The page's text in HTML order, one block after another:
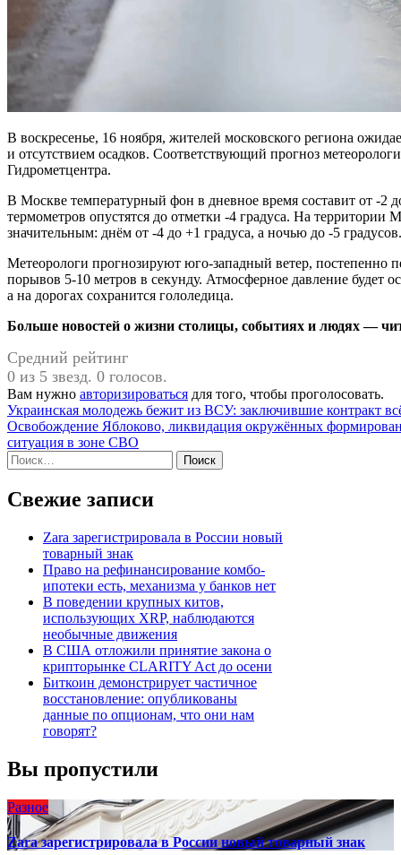
В воскресенье, 16 ноября, жителей московского региона
и отсутствием осадков. Соответствующий прогноз
Гидрометцентра.
В Москве температурный фон в дневное время составит от -2
термометров опустятся до отметки -4 градуса. На территории
значительным: днём от -4 до +1 градуса, а ночью до -5 градусов.
Метеорологи прогнозируют юго-западный ветер,
порывов 5-10 метров в секунду. Атмосферное давление будет
а на дорогах сохранится гололедица.
Больше новостей о жизни столицы, событиях и людях —
Средний рейтинг
0 из 5 звезд. 0 голосов.
Вам нужно авторизироваться для того, чтобы проголосовать.
Навигация
по
записям
Украинская молодежь бежит из ВСУ: заключившие контракт
Освобождение Яблоково, ликвидация окружённых
ситуация в зоне СВО
Найти:
Свежие записи
Zara зарегистрировала в России новый
товарный знак
Право на рефинансирование комбо-
ипотеки есть, механизма у банков нет
В поведении крупных китов,
использующих XRP, наблюдаются
необычные движения
В США отложили принятие закона о
крипторынке CLARITY Act до осени
Биткоин демонстрирует частичное
восстановление: опубликованы
данные по опционам, что они нам
говорят?
Вы пропустили
Разное
Zara зарегистрировала в России новый товарный знак